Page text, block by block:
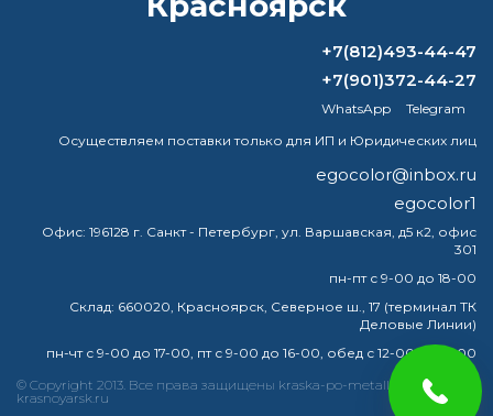
ОЦИНКОВАННЫЙ ЛИСТ, ЧТОБЫ
КРАСКА НЕ ОБЛЕЗЛА?
Нанести грунтовку с помощью валика или обычной
грунта (это составит 2-6 часов). Хорошо перемешать
краску (если она слишком густая, добавить
растворитель). Нанести лакокрасочный материал на
оцинковку тонким слоем.
краска
эмаль металлу купить грунт металла
+7(812)493-44-47
+7(901)372-44-27
WhatsApp
Telegram
Осуществляем поставки только для ИП и Юридических лиц
egocolor@inbox.ru
egocolor1
Офис: 196128 г. Санкт - Петербург, ул. Варшавская, д5 к2, офис
301
пн-пт с 9-00 до 18-00
Склад: 660020, Красноярск, Северное ш., 17 (терминал ТК
Деловые Линии)
пн-чт с 9-00 до 17-00, пт с 9-00 до 16-00, обед с 12-00 до 13-00
© Copyright 2013. Все права защищены kraska-po-metallu-
krasnoyarsk.ru